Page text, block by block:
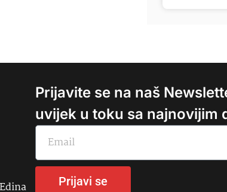
Prijavite se na naš
uvijek u toku sa najnovijim
Prijavi se